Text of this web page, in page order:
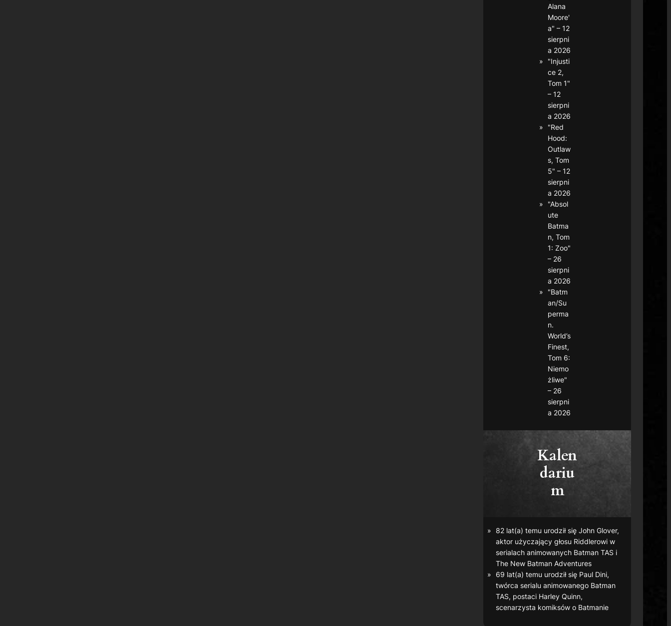
Alana
Moore'
a" – 12
sierpni
a 2026
"Injusti
ce 2,
Tom 1"
– 12
sierpni
a 2026
"Red
Hood:
Outlaw
s, Tom
5" – 12
sierpni
a 2026
"Absol
ute
Batma
n, Tom
1: Zoo"
– 26
sierpni
a 2026
"Batm
an/Su
perma
n.
World’s
Finest,
Tom 6:
Niemo
żliwe"
– 26
sierpni
a 2026
Kalen
dariu
m
82 lat(a) temu urodził się John Glover,
aktor użyczający głosu Riddlerowi w
serialach animowanych Batman TAS i
The New Batman Adventures
69 lat(a) temu urodził się Paul Dini,
twórca serialu animowanego Batman
TAS, postaci Harley Quinn,
scenarzysta komiksów o Batmanie